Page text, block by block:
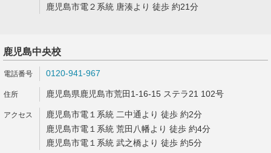
鹿児島市電２系統 唐湊より 徒歩 約21分
鹿児島中央校
0120-941-967
鹿児島県鹿児島市荒田1-16-15 ステラ21 102号
鹿児島市電１系統 二中通より 徒歩 約2分
鹿児島市電１系統 荒田八幡より 徒歩 約4分
鹿児島市電１系統 武之橋より 徒歩 約5分